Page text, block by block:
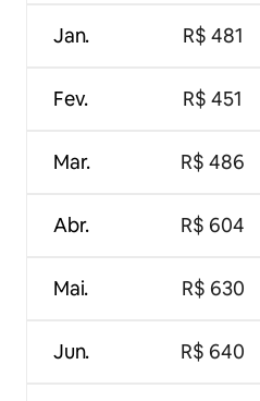
Jan.
Fev.
Mar.
Abr.
Mai.
Jun.
R$ 481
R$ 451
R$ 486
R$ 604
R$ 630
R$ 640